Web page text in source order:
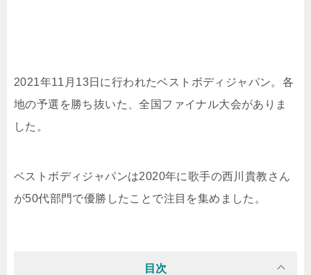
2021年11月13日に行われたベストボディジャパン。各
地の予選を勝ち抜いた、全国ファイナル大会がありま
した。
ベストボディジャパンは2020年に歌手の西川貴教さん
が50代部門で優勝したことで注目を集めました。
目次